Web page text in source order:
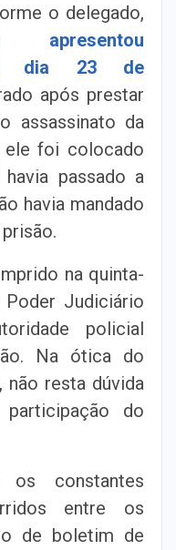
o delegado,
apresentou
dia 23 de
após prestar
assassinato da
ele foi colocado
passado a
havia mandado
na quinta-
Judiciário
policial
Na ótica do
não resta dúvida
do
os constantes
entre os
de boletim de